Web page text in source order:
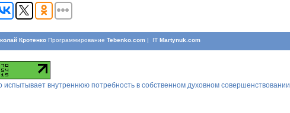
Кротенко ПрограммированиеTebenko.com | ITMartynuk.com
внутреннюю потребность в собственном духовном совершенствовании